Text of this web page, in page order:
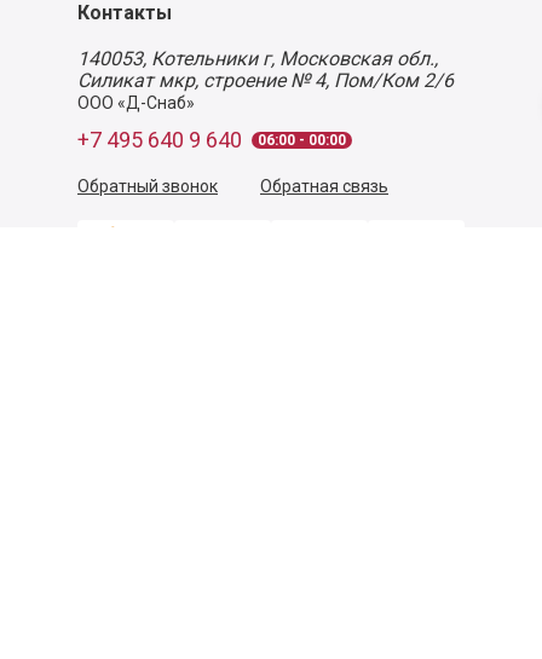
Контакты
140053, Котельники г, Московская обл.,
Силикат мкр, строение № 4, Пом/Ком 2/6
ООО «Д-Снаб»
+7 495 640 9 640 06:00 - 00:00
Обратный звонок Обратная связь